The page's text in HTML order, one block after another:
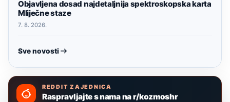
Objavljena dosad najdetaljnija spektroskopska karta
Mliječne staze
7. 8. 2026.
Sve novosti
REDDIT ZAJEDNICA
Raspravljajte s nama na r/kozmoshr